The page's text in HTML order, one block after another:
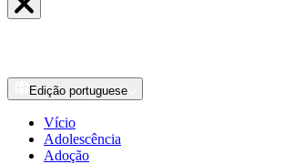
Edição portuguese
Vício
Adolescência
Adoção